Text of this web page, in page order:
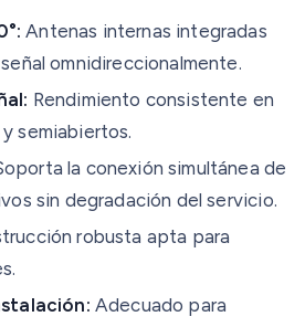
Antenas internas integradas
omnidireccionalmente.
Rendimiento consistente en
semiabiertos.
la conexión simultánea de
sin degradación del servicio.
robusta apta para
Adecuado para